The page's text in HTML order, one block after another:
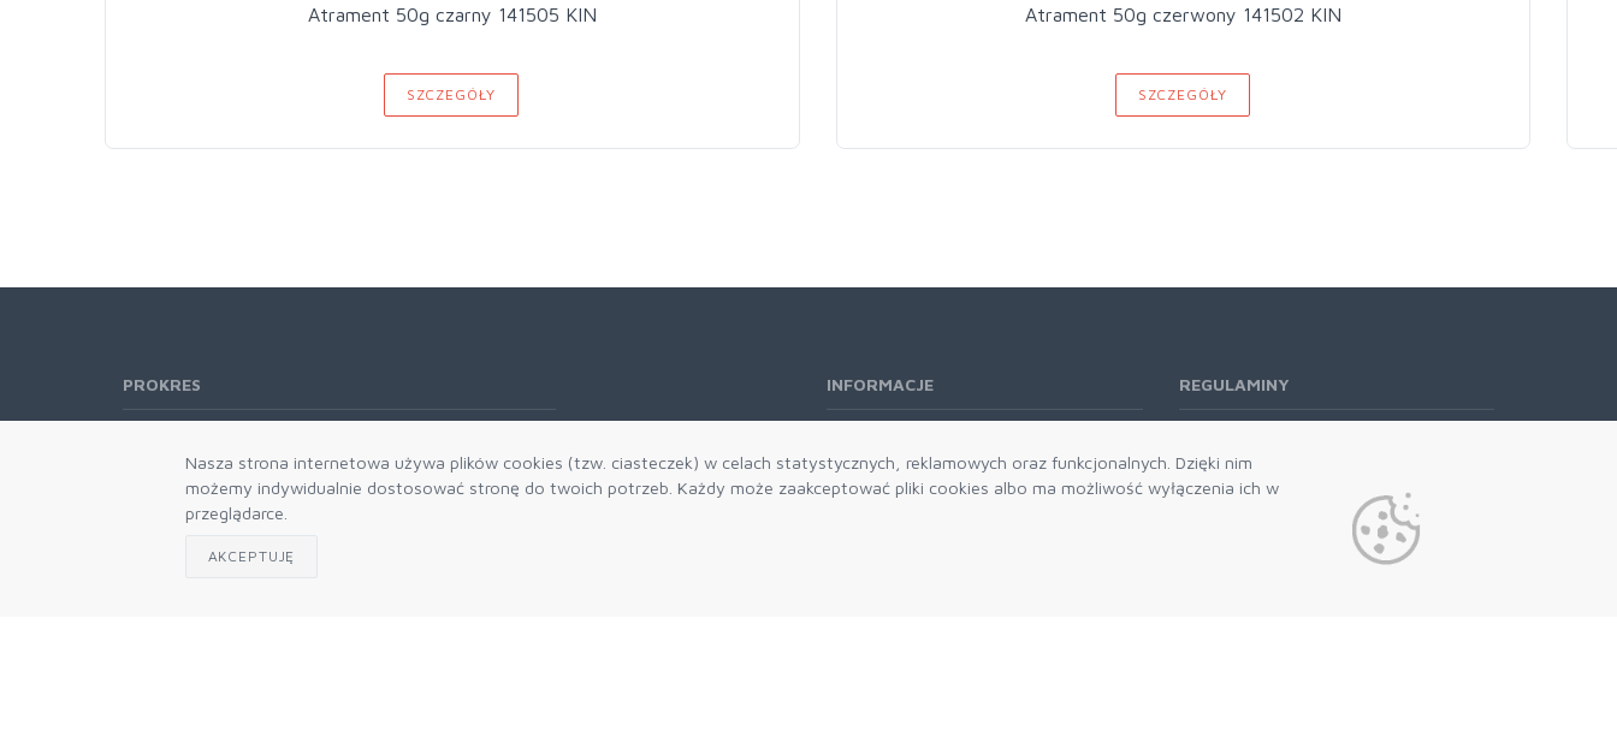
Nasza strona internetowa używa plików cookies (tzw. ciasteczek) w celach statystycznych, reklamowych oraz funkcjonalnych. Dzięki nim
możemy indywidualnie dostosować stronę do twoich potrzeb. Każdy może zaakceptować pliki cookies albo ma możliwość wyłączenia ich w
przeglądarce.
AKCEPTUJĘ
Atrament 50g czarny 141505 KIN
SZCZEGÓŁY
Atrament 50g czerwony 141502 KIN
SZCZEGÓŁY
PROKRES
61 866-92-98
666-021-660
Dział handlowy email: prokres@prokres.pl
INFORMACJE
Kontakt
REGULAMINY